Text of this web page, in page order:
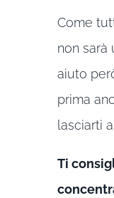
Come
non sarà
aiuto
prima
lasciarti
Ti